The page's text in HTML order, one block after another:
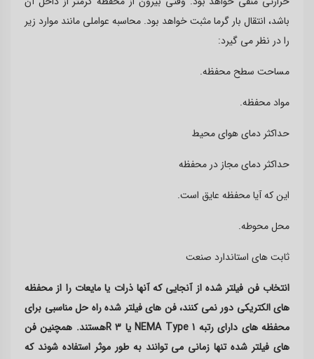
باشد، انتقال بار گرما مثبت خواهد بود. محاسبه عواملی مانند موارد زیر
را در نظر می گیرد:
مساحت سطح محفظه.
مواد محفظه.
حداکثر دمای هوای محیط
حداکثر دمای مجاز در محفظه
این که آیا محفظه عایق است.
محل محوطه.
ثابت های استاندارد صنعت
انتخاب فن فیلتر شده از آنجایی که آنها ذرات یا مایعات را از محفظه
های الکتریکی دور نمی کنند، فن های فیلتر شده راه حل مناسبی برای
محفظه های دارای رتبه NEMA Type 1یا 3 Rهستند. همچنین فن
های فیلتر شده تنها زمانی می توانند به طور موثر استفاده شوند که